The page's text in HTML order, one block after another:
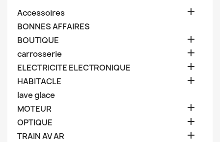
Accessoires 
BONNES AFFAIRES
BOUTIQUE

carrosserie 
ELECTRICITE ELECTRONIQUE 
HABITACLE 
lave glace
MOTEUR

OPTIQUE 
TRAIN AV AR 